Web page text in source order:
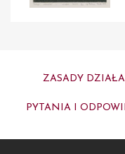
ZASADY
PYTANIA I